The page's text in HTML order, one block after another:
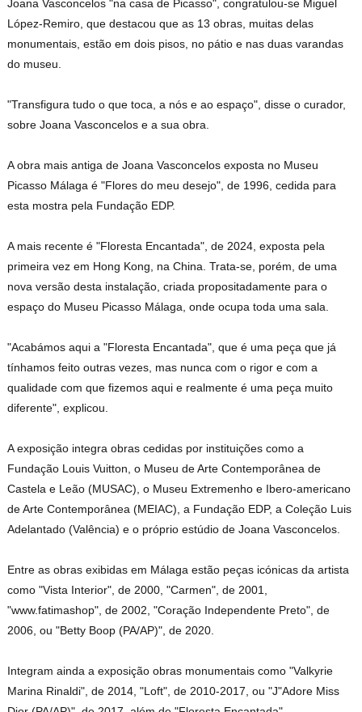
Joana Vasconcelos "na casa de Picasso", congratulou-se Miguel
López-Remiro, que destacou que as 13 obras, muitas delas
monumentais, estão em dois pisos, no pátio e nas duas varandas
do museu.
"Transfigura tudo o que toca, a nós e ao espaço", disse o curador,
sobre Joana Vasconcelos e a sua obra.
A obra mais antiga de Joana Vasconcelos exposta no Museu
Picasso Málaga é "Flores do meu desejo", de 1996, cedida para
esta mostra pela Fundação EDP.
A mais recente é "Floresta Encantada", de 2024, exposta pela
primeira vez em Hong Kong, na China. Trata-se, porém, de uma
nova versão desta instalação, criada propositadamente para o
espaço do Museu Picasso Málaga, onde ocupa toda uma sala.
"Acabámos aqui a "Floresta Encantada", que é uma peça que já
tínhamos feito outras vezes, mas nunca com o rigor e com a
qualidade com que fizemos aqui e realmente é uma peça muito
diferente", explicou.
A exposição integra obras cedidas por instituições como a
Fundação Louis Vuitton, o Museu de Arte Contemporânea de
Castela e Leão (MUSAC), o Museu Extremenho e Ibero-americano
de Arte Contemporânea (MEIAC), a Fundação EDP, a Coleção Luis
Adelantado (Valência) e o próprio estúdio de Joana Vasconcelos.
Entre as obras exibidas em Málaga estão peças icónicas da artista
como "Vista Interior", de 2000, "Carmen", de 2001,
"www.fatimashop", de 2002, "Coração Independente Preto", de
2006, ou "Betty Boop (PA/AP)", de 2020.
Integram ainda a exposição obras monumentais como "Valkyrie
Marina Rinaldi", de 2014, "Loft", de 2010-2017, ou "J"Adore Miss